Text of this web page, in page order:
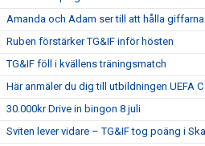
Amanda och Adam ser till att hålla
Ruben förstärker TG&IF inför hösten
TG&IF föll i kvällens träningsmatch
Här anmäler du dig till utbildningen UEFA C
30.000kr Drive in bingon 8 juli
Sviten lever vidare – TG&IF tog poäng i